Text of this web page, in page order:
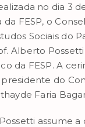
no dia 3
da FESP, o
Sociais do
Alberto
da FESP. A
do
Faria
assume a